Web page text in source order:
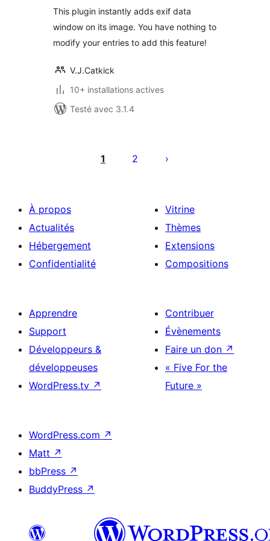
This plugin instantly adds exif data
window on its image. You have nothing to
modify your entries to add this feature!
V.J.Catkick
10+ installations actives
Testé avec 3.1.4
1 2
À propos
Actualités
Hébergement
Confidentialité
Vitrine
Thèmes
Extensions
Compositions
Apprendre
Support
Développeurs &
développeuses
WordPress.tv ↗
Contribuer
Évènements
Faire un don ↗
« Five For the
Future »
WordPress.com ↗
Matt ↗
bbPress ↗
BuddyPress ↗